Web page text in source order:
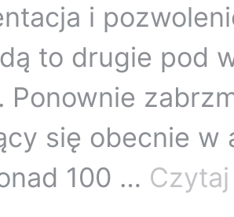
i
to drugie pod
Ponownie
się obecnie w
100 …